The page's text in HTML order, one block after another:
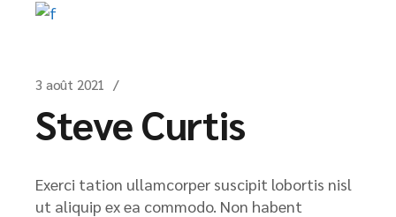
3 août 2021
Steve Curtis
Exerci tation ullamcorper suscipit lobortis nisl
ut aliquip ex ea commodo. Non habent